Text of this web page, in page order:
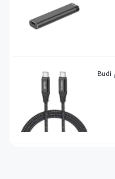
کابل شارژ کنفی ‌USB-C به ‌USB-C بودی مدل Budi